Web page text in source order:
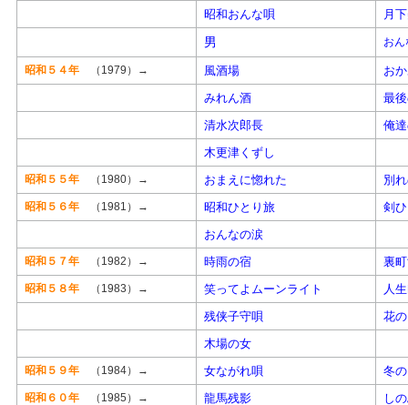
昭和おんな唄
月
男 おん
昭和５４年 （1979）→ 風酒場
お
みれん酒
最
清水次郎長
俺
木更津くずし
昭和５５年 （1980）→ おまえに惚れた 別
昭和５６年 （1981）→ 昭和ひとり旅
剣
おんなの涙
昭和５７年 （1982）→ 時雨の宿 裏
昭和５８年 （1983）→ 笑ってよムーンライト
人
残侠子守唄
花
木場の女
昭和５９年 （1984）→ 女ながれ唄 冬
昭和６０年 （1985）→ 龍馬残影
し